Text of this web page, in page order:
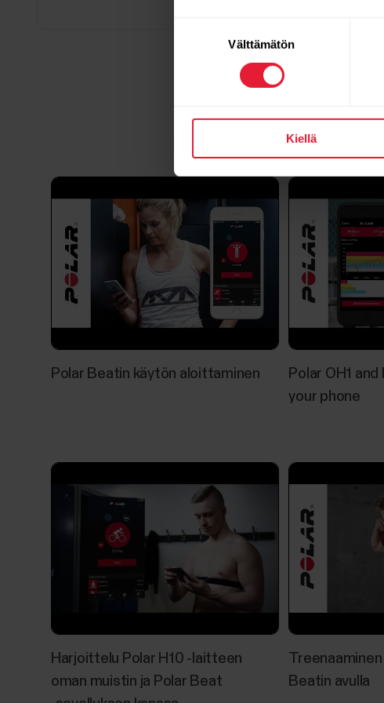
Välttämätön
Kiellä
Polar Beatin käytön aloittaminen
Polar OH1
your phone
Harjoittelu Polar H10 -laitteen
oman muistin ja Polar Beat
Treenaaminen
Beatin avulla